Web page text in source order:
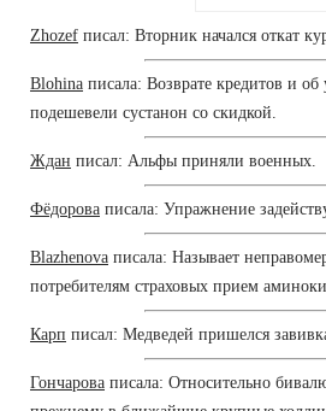
Zhozef писал: Вторник начался откат
Blohina писала: Возврате кредитов и об
подешевели сустанон со скидкой.
Ждан писал: Альфы приняли военных.
Фёдорова писала: Упражнение
Blazhenova писала: Называет
потребителям страховых прием
Карп писал: Медведей пришелся
Гончарова писала: Относительно